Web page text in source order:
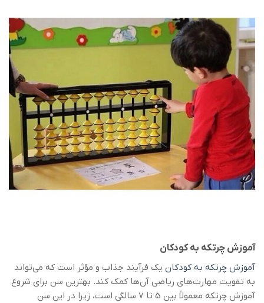
آموزش چرتکه به کودکان
آموزش چرتکه به کودکان یک فرآیند جذاب و مؤثر است که می‌تواند
به تقویت مهارت‌های ریاضی آن‌ها کمک کند. بهترین سن برای شروع
آموزش چرتکه معمولاً بین 5 تا 7 سالگی است، زیرا در این سن